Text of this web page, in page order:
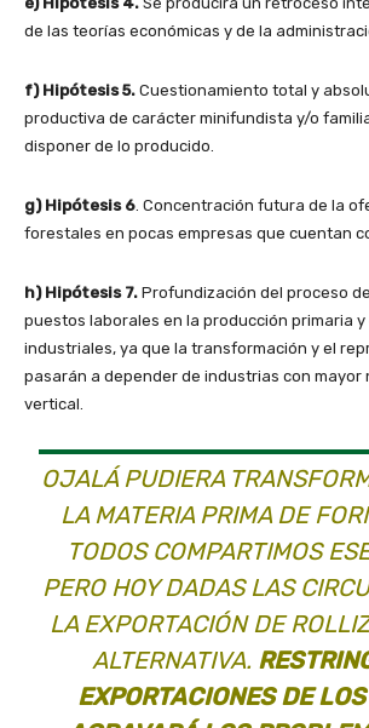
de las teorías económicas y de la
f) Hipótesis 5. Cuestionamiento total y
productiva de carácter minifundista y/o
disponer de lo producido.
g) Hipótesis 6 . Concentración futura de la
forestales en pocas empresas que cuentan
h) Hipótesis 7. Profundización del proceso
puestos laborales en la producción primaria
industriales, ya que la transformación y el
pasarán a depender de industrias con mayor
vertical.
OJALÁ PUDIERA
LA MATERIA PRIMA DE
TODOS COMPARTIMOS
PERO HOY DADAS LAS
LA EXPORTACIÓN DE
ALTERNATIVA.
EXPORTACIONES DE